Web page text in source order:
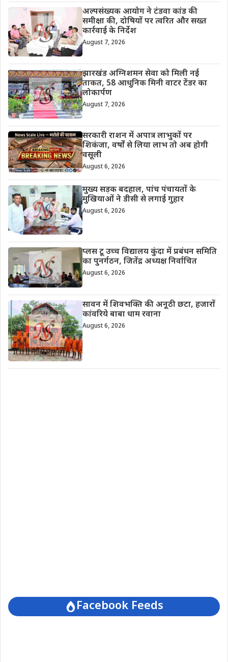
अल्पसंख्यक आयोग ने टंडवा कांड की
समीक्षा की, दोषियों पर त्वरित और सख्त
कार्रवाई के निर्देश
August 7, 2026
झारखंड अग्निशमन सेवा को मिली नई
ताकत, 58 आधुनिक मिनी वाटर टेंडर का
लोकार्पण
August 7, 2026
सरकारी राशन में अपात्र लाभुकों पर
शिकंजा, वर्षों से लिया लाभ तो अब होगी
वसूली
August 6, 2026
मुख्य सड़क बदहाल, पांच पंचायतों के
मुखियाओं ने डीसी से लगाई गुहार
August 6, 2026
प्लस टू उच्च विद्यालय कुंदा में प्रबंधन समिति
का पुनर्गठन, जितेंद्र अध्यक्ष निर्वाचित
August 6, 2026
सावन में शिवभक्ति की अनूठी छटा, हजारों
कांवरिये बाबा धाम रवाना
August 6, 2026
Facebook Feeds